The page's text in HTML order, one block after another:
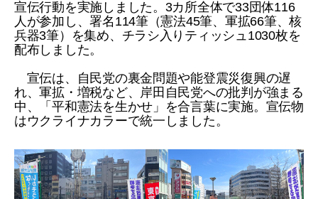
宣伝行動を実施しました。3カ所全体で33団体116
人が参加し、署名114筆（憲法45筆、軍拡66筆、核
兵器3筆）を集め、チラシ入りティッシュ1030枚を
配布しました。
宣伝は、自民党の裏金問題や能登震災復興の遅
れ、軍拡・増税など、岸田自民党への批判が強まる
中、「平和憲法を生かせ」を合言葉に実施。宣伝物
はウクライナカラーで統一しました。